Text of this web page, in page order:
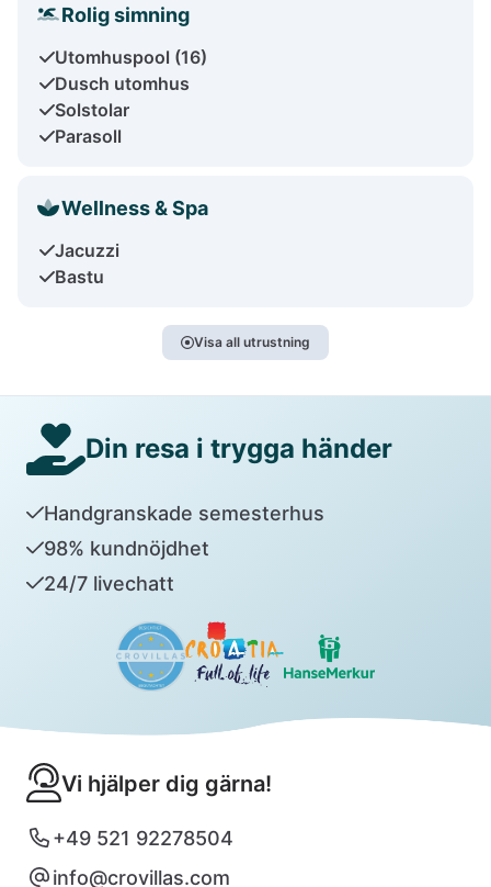
Rolig simning
Utomhuspool (16)
Dusch utomhus
Solstolar
Parasoll
Wellness & Spa
Jacuzzi
Bastu
Visa all utrustning
Din resa i trygga händer
Handgranskade semesterhus
98% kundnöjdhet
24/7 livechatt
Vi hjälper dig gärna!
+49 521 92278504
info@crovillas.com